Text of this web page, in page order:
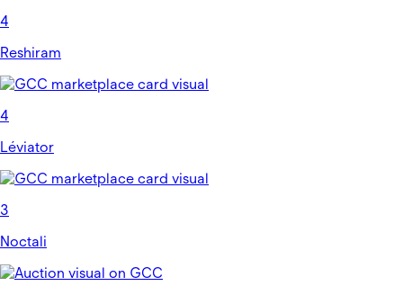
4
Reshiram
4
Léviator
3
Noctali